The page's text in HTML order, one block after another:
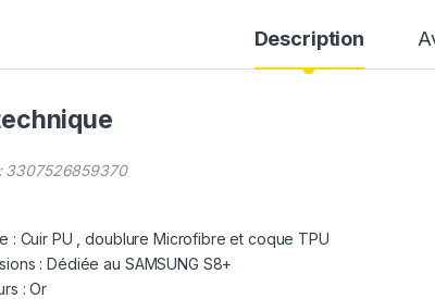
Description
3307526859370
: Cuir PU , doublure Microfibre et coque TPU
: Dédiée au SAMSUNG S8+
: Or